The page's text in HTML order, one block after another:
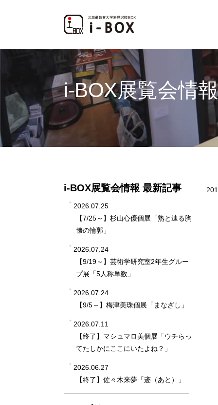
i-BOX展覧会情報
i-BOX展覧会情報 最新記事
2026.07.25
【7/25～】杉山心優個展「熟と辿る胸
懐の輪郭」
2026.07.24
【9/19～】芸術学研究室2年生グルー
プ展「5人称単数」
2026.07.24
【9/5～】梅津美珠個展「まなざし」
2026.07.11
【終了】マシュマロ美個展「ウチらっ
てたしかにここにいたよね？」
2026.06.27
【終了】佐々木来夢「迹（あと）」